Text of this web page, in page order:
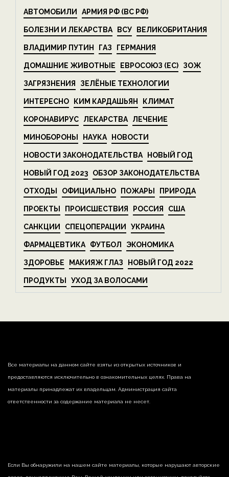
АВТОМОБИЛИ АРМИЯ РФ (ВС РФ)
БОЛЕЗНИ И ЛЕКАРСТВА ВСУ ВЕЛИКОБРИТАНИЯ
ВЛАДИМИР ПУТИН ГАЗ ГЕРМАНИЯ
ДОМАШНИЕ ЖИВОТНЫЕ ЕВРОСОЮЗ (ЕС) ЗОЖ
ЗАГРЯЗНЕНИЯ ЗЕЛЁНЫЕ ТЕХНОЛОГИИ
ИНТЕРЕСНО КИМ КАРДАШЬЯН КЛИМАТ
КОРОНАВИРУС ЛЕКАРСТВА ЛЕЧЕНИЕ
МИНОБОРОНЫ НАУКА НОВОСТИ
НОВОСТИ ЗАКОНОДАТЕЛЬСТВА НОВЫЙ ГОД
НОВЫЙ ГОД 2023 ОБЗОР ЗАКОНОДАТЕЛЬСТВА
ОТХОДЫ ОФИЦИАЛЬНО ПОЖАРЫ ПРИРОДА
ПРОЕКТЫ ПРОИСШЕСТВИЯ РОССИЯ США
САНКЦИИ СПЕЦОПЕРАЦИИ УКРАИНА
ФАРМАЦЕВТИКА ФУТБОЛ ЭКОНОМИКА
ЗДОРОВЬЕ МАКИЯЖ ГЛАЗ НОВЫЙ ГОД 2022
ПРОДУКТЫ УХОД ЗА ВОЛОСАМИ
Все материалы на данном сайте взяты из открытых источников и
предоставляются исключительно в ознакомительных целях. Права на
материалы принадлежат их владельцам. Администрация сайта
ответственности за содержание материала не несет.
Если Вы обнаружили на нашем сайте материалы, которые нарушают авторские